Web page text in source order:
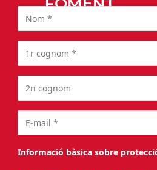
Informació bàsica sobre